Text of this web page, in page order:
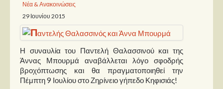
Δίσκοι
Σειρές
Ταινίες
Βιβλία
Video News
Νέα & Ανακοινώσεις
29 Ιουνίου 2015
Η συναυλία του Παντελή Θαλασσινού και της
Άννας Μπουρμά αναβάλλεται λόγο σφοδρής
βροχόπτωσης και θα πραγματοποιηθεί την
Πέμπτη 9 Ιουλίου στο Ζηρίνειο γήπεδο Κηφισιάς!